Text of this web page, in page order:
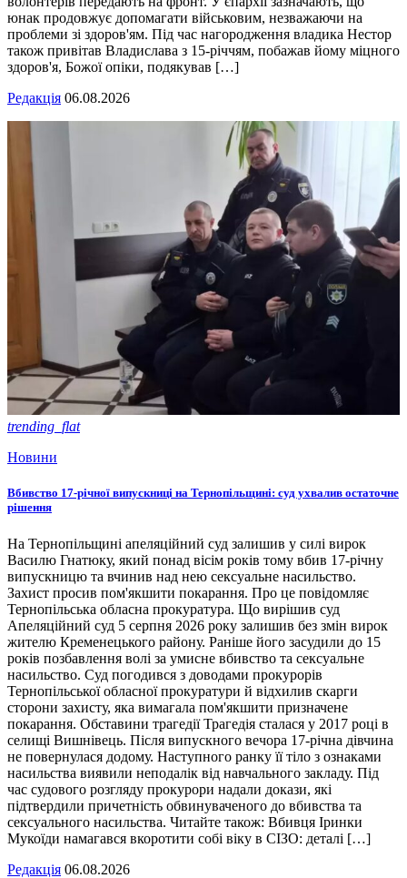
юнак продовжує допомагати військовим, незважаючи на
проблеми зі здоров'ям. Під час нагородження владика Нестор
також привітав Владислава з 15-річчям, побажав йому міцного
здоров'я, Божої опіки, подякував […]
Редакція 06.08.2026
trending_flat
Новини
Вбивство 17-річної випускниці на Тернопільщині: суд ухвалив остаточне
рішення
На Тернопільщині апеляційний суд залишив у силі вирок
Василю Гнатюку, який понад вісім років тому вбив 17-річну
випускницю та вчинив над нею сексуальне насильство.
Захист просив пом'якшити покарання. Про це повідомляє
Тернопільська обласна прокуратура. Що вирішив суд
Апеляційний суд 5 серпня 2026 року залишив без змін вирок
жителю Кременецького району. Раніше його засудили до 15
років позбавлення волі за умисне вбивство та сексуальне
насильство. Суд погодився з доводами прокурорів
Тернопільської обласної прокуратури й відхилив скарги
сторони захисту, яка вимагала пом'якшити призначене
покарання. Обставини трагедії Трагедія сталася у 2017 році в
селищі Вишнівець. Після випускного вечора 17-річна дівчина
не повернулася додому. Наступного ранку її тіло з ознаками
насильства виявили неподалік від навчального закладу. Під
час судового розгляду прокурори надали докази, які
підтвердили причетність обвинуваченого до вбивства та
сексуального насильства. Читайте також: Вбивця Іринки
Мукоїди намагався вкоротити собі віку в СІЗО: деталі […]
Редакція 06.08.2026